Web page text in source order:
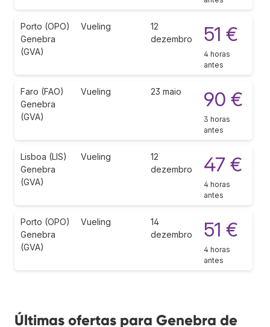
Porto (OPO)
Genebra
(GVA)
Vueling
12
dezembro
51 €
4 horas
antes
Faro (FAO)
Genebra
(GVA)
Vueling 23 maio 90 €
3 horas
antes
Lisboa (LIS)
Genebra
(GVA)
Vueling
12
dezembro
47 €
4 horas
antes
Porto (OPO)
Genebra
(GVA)
Vueling
14
dezembro
51 €
4 horas
antes
Últimas ofertas para Genebra de